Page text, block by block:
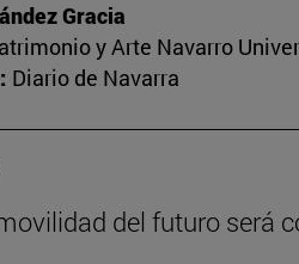
Gracia
y Arte Navarro
Diario de Navarra
del futuro será